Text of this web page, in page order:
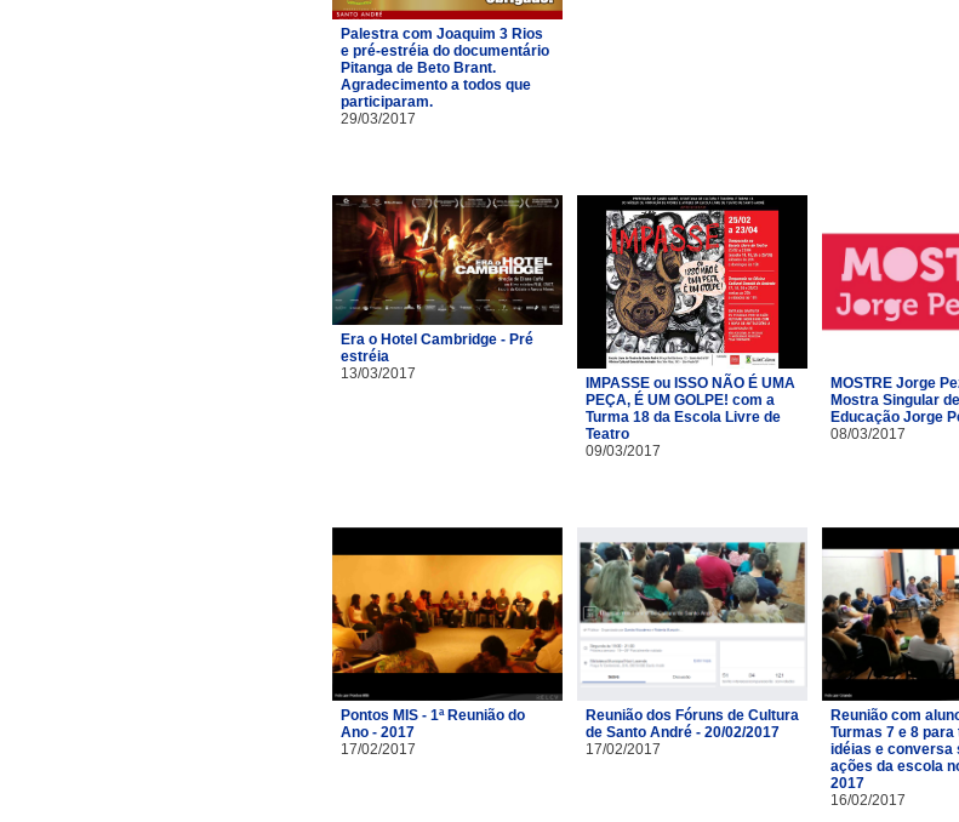
Palestra com Joaquim 3 Rios
e pré-estréia do documentário
Pitanga de Beto Brant.
Agradecimento a todos que
participaram.
29/03/2017
Era o Hotel Cambridge - Pré
estréia
13/03/2017
IMPASSE ou ISSO NÃO É UMA
PEÇA, É UM GOLPE! com a
Turma 18 da Escola Livre de
Teatro​
09/03/2017
MOSTRE Jorge
Mostra Singular
Educação Jorge
08/03/2017
Pontos MIS - 1ª Reunião do
Ano - 2017
17/02/2017
Reunião dos Fóruns de Cultura
de Santo André - 20/02/2017
17/02/2017
Reunião com
Turmas 7 e 8 para
idéias e conversa
ações da escola
2017
16/02/2017